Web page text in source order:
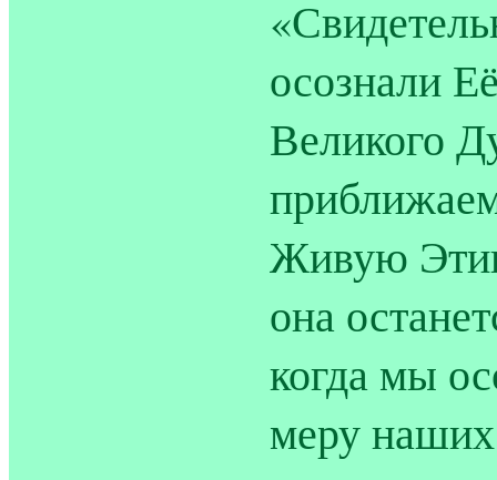
осознали
Великого
Живую
она
когда мы
меру